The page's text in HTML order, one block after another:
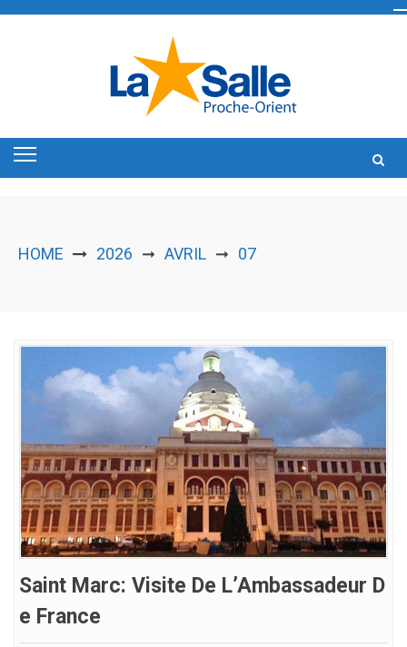
HOME 2026 ➞ AVRIL ➞ 07
Saint Marc: Visite De L’Ambassadeur D
E France